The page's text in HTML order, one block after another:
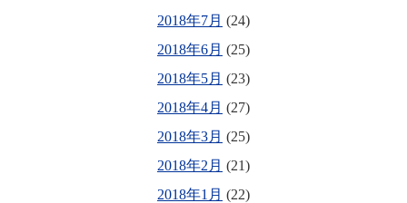
2018年7月 (24)
2018年6月 (25)
2018年5月 (23)
2018年4月 (27)
2018年3月 (25)
2018年2月 (21)
2018年1月 (22)